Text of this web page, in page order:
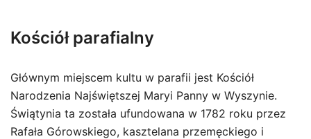
Kościół parafialny
Głównym miejscem kultu w parafii jest Kościół
Narodzenia Najświętszej Maryi Panny w Wyszynie.
Świątynia ta została ufundowana w 1782 roku przez
Rafała Górowskiego, kasztelana przemęckiego i